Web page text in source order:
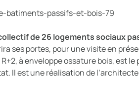
de 26 logements sociaux
ses portes, pour une visite en
R+2, à enveloppe ossature bois, est
Il est une réalisation de